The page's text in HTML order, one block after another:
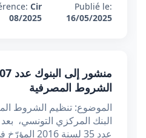
Publié le:
16/05/2025
Cir
08/2025
الشروط المصرفية
الموضوع: تنظيم الشروط
البنك المركزي التونسي، بعد